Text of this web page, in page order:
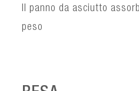
Il panno da asciutto
peso